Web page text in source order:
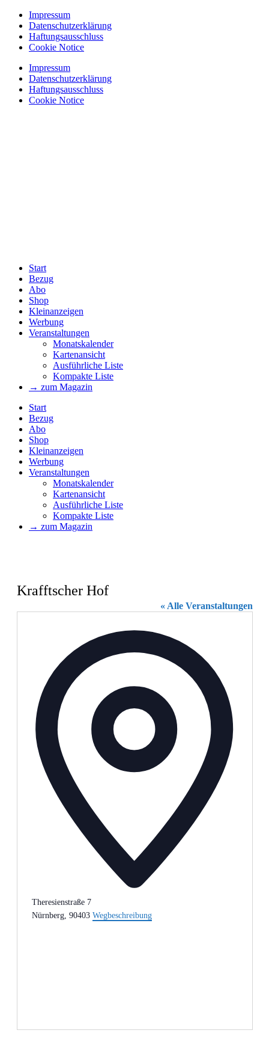
Zum
Inhalt
springen
Impressum
Datenschutzerklärung
Haftungsausschluss
Cookie Notice
Impressum
Datenschutzerklärung
Haftungsausschluss
Cookie Notice
Start
Bezug
Abo
Shop
Kleinanzeigen
Werbung
Veranstaltungen
Monatskalender
Kartenansicht
Ausführliche Liste
Kompakte Liste
→ zum Magazin
Start
Bezug
Abo
Shop
Kleinanzeigen
Werbung
Veranstaltungen
Monatskalender
Kartenansicht
Ausführliche Liste
Kompakte Liste
→ zum Magazin
Krafftscher Hof
« Alle Veranstaltungen
Theresienstraße 7
Nürnberg, 90403 Wegbeschreibung